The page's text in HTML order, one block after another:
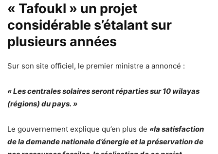
« Tafoukl » un projet
considérable s’étalant sur
plusieurs années
Sur son site officiel, le premier ministre a annoncé :
« Les centrales solaires seront réparties sur 10 wilayas
(régions) du pays. »
Le gouvernement explique qu’en plus de «la satisfaction
de la demande nationale d’énergie et la préservation de